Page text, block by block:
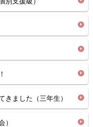
きました（三年生）
）